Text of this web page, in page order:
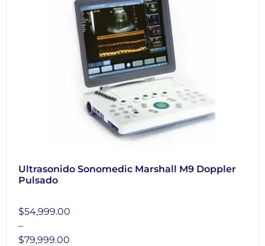
Ultrasonido Sonomedic Marshall M9 Doppler
Pulsado
$54,999.00
–
$79,999.00